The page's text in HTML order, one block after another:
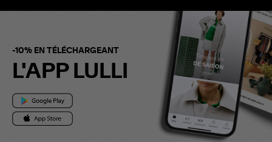
-10% EN TÉLÉCHARGEANT
L'APP LULLI